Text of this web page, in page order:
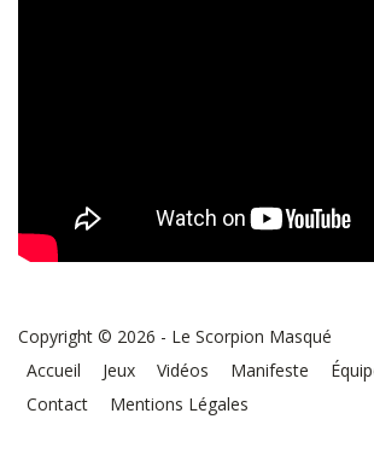
Copyright © 2026 - Le Scorpion Masqué
Accueil
Jeux Vidéos Manifeste
Contact
Mentions Légales